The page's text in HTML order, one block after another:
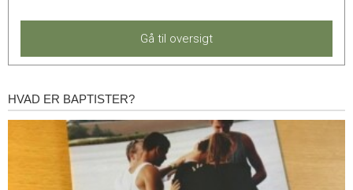
Gå til oversigt
Hvad
HVAD ER BAPTISTER?